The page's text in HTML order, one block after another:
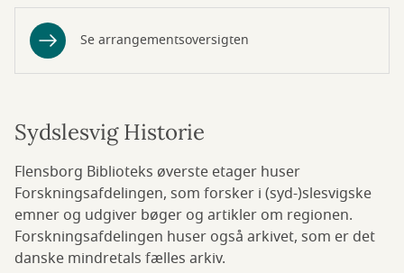
Se arrangementsoversigten
Sydslesvig Historie
Flensborg Biblioteks øverste etager huser
Forskningsafdelingen, som forsker i (syd-)slesvigske
emner og udgiver bøger og artikler om regionen.
Forskningsafdelingen huser også arkivet, som er det
danske mindretals fælles arkiv.